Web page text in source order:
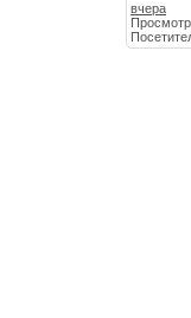
вчера